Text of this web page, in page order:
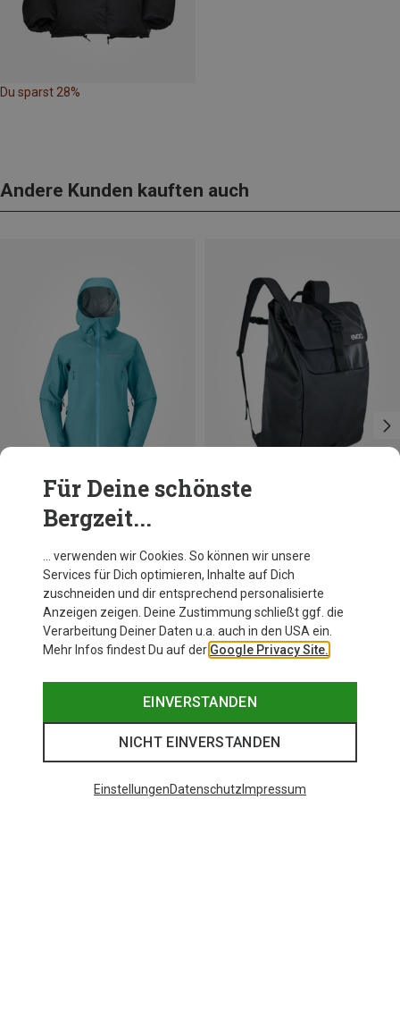
Du sparst 28%
Andere Kunden kauften auch
Damen Falketind GTX Jacke
548,95 €
M
Für Deine schönste
Bergzeit...
… verwenden wir Cookies. So können wir unsere
Services für Dich optimieren, Inhalte auf Dich
zuschneiden und dir entsprechend personalisierte
Anzeigen zeigen. Deine Zustimmung schließt ggf. die
Verarbeitung Deiner Daten u.a. auch in den USA ein.
Mehr Infos findest Du auf der Google Privacy Site.
EINVERSTANDEN
NICHT EINVERSTANDEN
EinstellungenDatenschutz Impressum